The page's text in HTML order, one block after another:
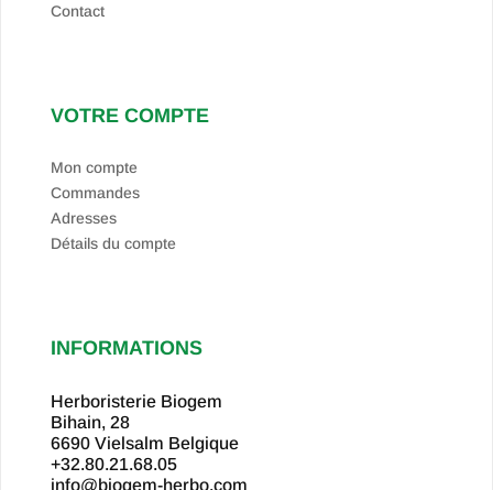
Contact
VOTRE COMPTE
Mon compte
Commandes
Adresses
Détails du compte
INFORMATIONS
Herboristerie Biogem
Bihain, 28
6690 Vielsalm Belgique
+32.80.21.68.05
info@biogem-herbo.com